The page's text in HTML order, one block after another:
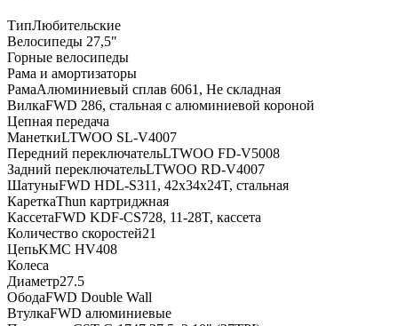
ТипЛюбительские
Велосипеды 27,5"
Горные велосипеды
Рама и амортизаторы
РамаАлюминиевый сплав 6061, Не складная
ВилкаFWD 286, стальная с алюминиевой короной
Цепная передача
МанеткиLTWOO SL-V4007
Передний переключательLTWOO FD-V5008
Задний переключательLTWOO RD-V4007
ШатуныFWD HDL-S311, 42x34x24T, стальная
КареткаThun картриджная
КассетаFWD KDF-CS728, 11-28T, кассета
Количество скоростей21
ЦепьKMC HV408
Колеса
Диаметр27.5
ОбодаFWD Double Wall
ВтулкаFWD алюминиевые